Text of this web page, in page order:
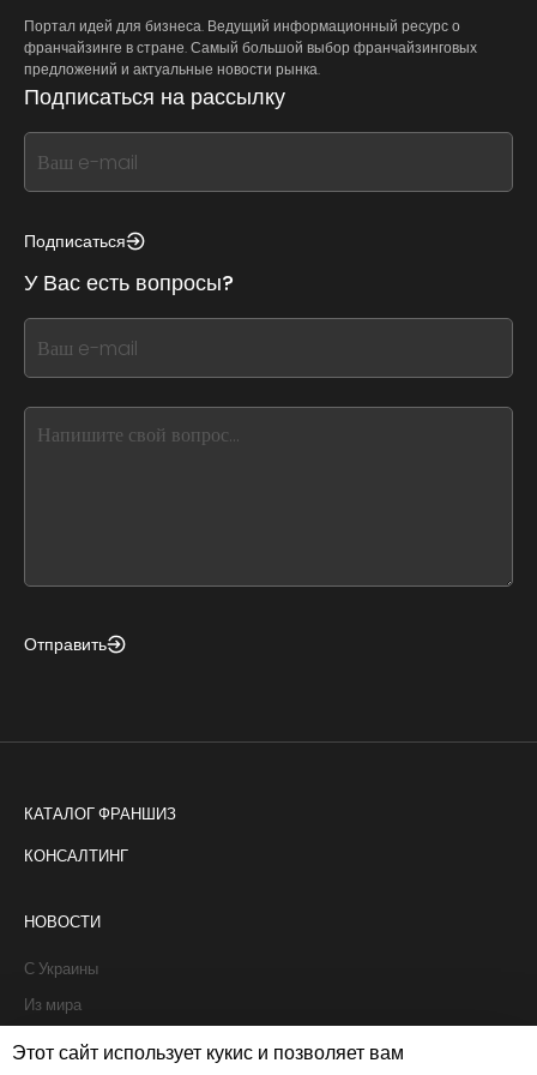
Портал идей для бизнеса. Ведущий информационный ресурс о
франчайзинге в стране. Самый большой выбор франчайзинговых
предложений и актуальные новости рынка.
Подписаться на рассылку
If
you
this,
this
form
field
blank
Подписаться
У Вас есть вопросы?
If
you
this,
Отправить
КАТАЛОГ ФРАНШИЗ
КОНСАЛТИНГ
НОВОСТИ
С Украины
Из мира
Интервью
Этот сайт использует кукис и позволяет вам